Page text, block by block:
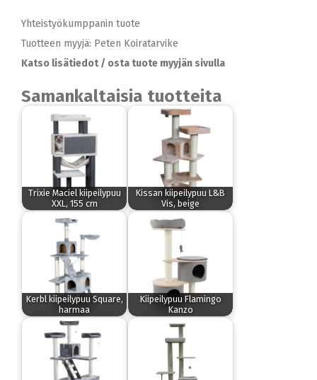
Yhteistyökumppanin tuote
Tuotteen myyjä: Peten Koiratarvike
Katso lisätiedot / osta tuote myyjän sivulla
Samankaltaisia tuotteita
Trixie Maciel kiipeilypuu
XXL, 155 cm
Kissan kiipeilypuu L&B
Vis, beige
Kerbl kiipeilypuu Square,
harmaa
Kiipeilypuu Flamingo
Kanzo